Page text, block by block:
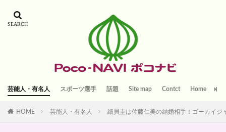
芸能人・有名人 スポーツ選手 話題 Site map Contct Home
HOME 芸能人・有名人 細貝圭は佐藤仁美の結婚相手！ゴーカイジ